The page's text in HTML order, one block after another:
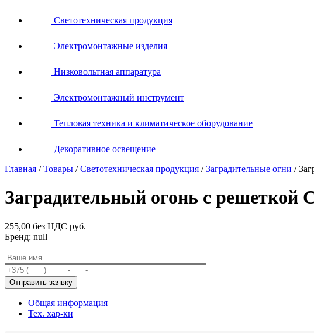
Светотехническая продукция
Электромонтажные изделия
Низковольтная аппаратура
Электромонтажный инструмент
Тепловая техника и климатическое оборудование
Декоративное освещение
Главная /Товары /Светотехническая продукция /Заградительные огни /
Заградительный огонь с решеткой
255,00 без НДС руб.
Бренд: null
Общая информация
Тех. хар-ки